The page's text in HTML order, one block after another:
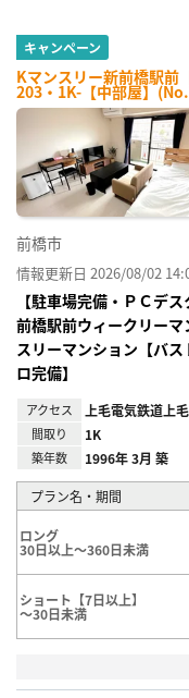
キャンペーン
Kマンスリー新前橋駅前
203・1K-【中部屋】
前橋市
情報更新日 2026/08/02
【駐車場完備・ＰＣデ
前橋駅前ウィークリー
スリーマンション【バ
ロ完備】
アクセス 上毛電気鉄道上
間取り 1K
築年数 1996年 3月 築
プラン名・期間
ロング
30日以上～360日未満
ショート【7日以上】
～30日未満